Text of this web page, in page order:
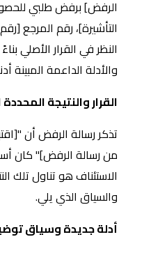
الرفض] برفض طلبي
التأشيرة]، رقم المرجع
النظر في القرار الأصلي
والأدلة الداعمة المبينة
القرار والنتيجة المحددة
تذكر رسالة الرفض أن
من رسالة الرفض]" كان
الاستئناف هو تناول تلك
والسياق الذي يلي.
أدلة جديدة وسياق